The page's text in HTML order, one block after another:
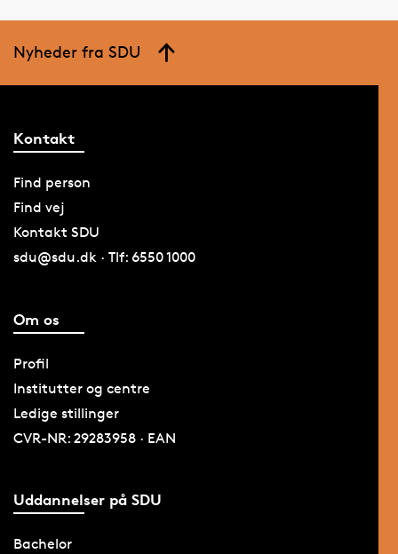
Nyheder fra SDU
Kontakt
Find person
Find vej
Kontakt SDU
sdu@sdu.dk · Tlf: 6550 1000
Om os
Profil
Institutter og centre
Ledige stillinger
CVR-NR: 29283958 · EAN
Uddannelser på SDU
Bachelor